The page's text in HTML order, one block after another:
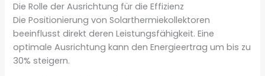
Die Rolle der Ausrichtung für die Effizienz
Die Positionierung von Solarthermiekollektoren
beeinflusst direkt deren Leistungsfähigkeit. Eine
optimale Ausrichtung kann den Energieertrag um bis zu
30% steigern.